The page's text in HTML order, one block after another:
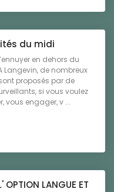
du midi
en dehors du
Langevin, de nombreux
proposés par de
si vous voulez
vous engager, v ...
OPTION LANGUE ET